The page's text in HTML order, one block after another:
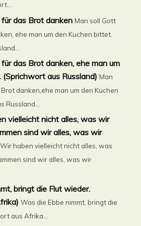
das Brot danken Man soll Gott
ehe man um den Kuchen bittet.
das Brot danken, ehe man um
aus Russland) Man
danken,ehe man um den Kuchen
vielleicht nicht alles, was wir
sind wir alles, was wir
haben vielleicht nicht alles, was
sind wir alles, was wir
bringt die Flut wieder.
Was die Ebbe nimmt, bringt die
aus Afrika...